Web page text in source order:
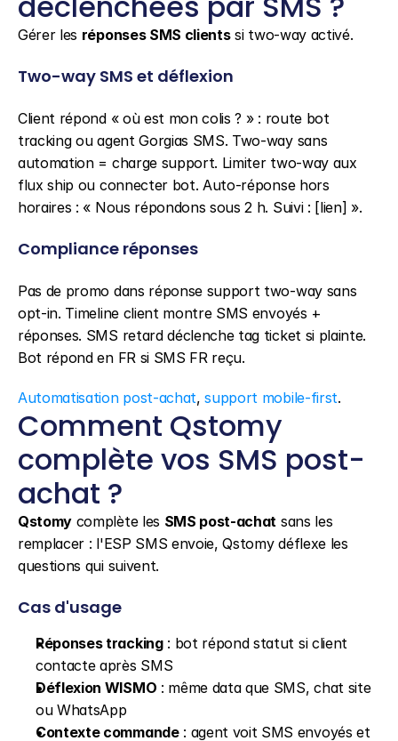
Gérer les réponses SMS clients si two-way activé.
Two-way SMS et déflexion
Client répond « où est mon colis ? » : route bot
tracking ou agent Gorgias SMS. Two-way sans
automation = charge support. Limiter two-way aux
flux ship ou connecter bot. Auto-réponse hors
horaires : « Nous répondons sous 2 h. Suivi : [lien] ».
Compliance réponses
Pas de promo dans réponse support two-way sans
opt-in. Timeline client montre SMS envoyés +
réponses. SMS retard déclenche tag ticket si plainte.
Bot répond en FR si SMS FR reçu.
Automatisation post-achat, support mobile-first.
Comment Qstomy
complète vos SMS post-
achat ?
Qstomy complète les SMS post-achat sans les
remplacer : l'ESP SMS envoie, Qstomy déflexe les
questions qui suivent.
Cas d'usage
Réponses tracking : bot répond statut si client
contacte après SMS
Déflexion WISMO : même data que SMS, chat site
ou WhatsApp
Contexte commande : agent voit SMS envoyés et